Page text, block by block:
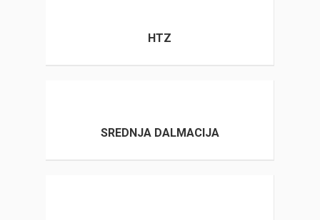
HTZ
SREDNJA DALMACIJA